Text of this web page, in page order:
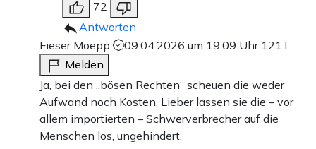
72
Antworten
Fieser Moepp
09.04.2026 um 19:09 Uhr 121T
Melden
Ja, bei den „bösen Rechten“ scheuen die weder
Aufwand noch Kosten. Lieber lassen sie die – vor
allem importierten – Schwerverbrecher auf die
Menschen los, ungehindert.